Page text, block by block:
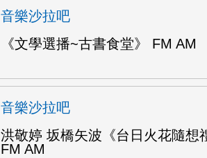
音樂沙拉吧
《文學選播~古書食堂》 FM AM
音樂沙拉吧
洪敬婷 坂橋矢波《台日火花隨
FM AM